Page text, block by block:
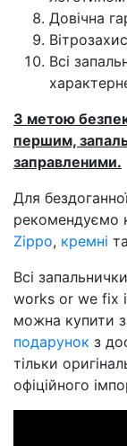
Довічна
Всі
З метою
першим,
заправленими.
Для
рекомендуємо
Zippo, кремні та
Всі
works or we fix
можна купити
подарунок з
тільки
офіційного